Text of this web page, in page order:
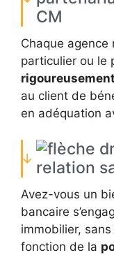
CM
Chaque agence
particulier ou le
rigoureusement
au client de
en adéquation
relation
Avez-vous un
bancaire
immobilier,
fonction de la